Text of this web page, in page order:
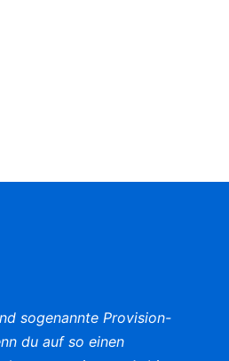
sogenannte Provision-
du auf so einen